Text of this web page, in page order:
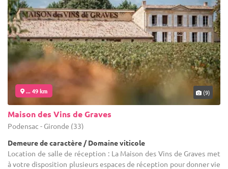
... 49 km (9)
Maison des Vins de Graves
Podensac - Gironde (33)
Demeure de caractère / Domaine viticole
Location de salle de réception : La Maison des Vins de Graves met
à votre disposition plusieurs espaces de réception pour donner vie